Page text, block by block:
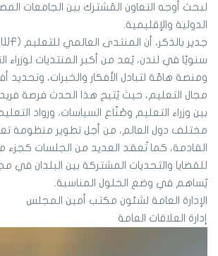
لبحث أوجه التعاون المُشترك بين الجامعات
الدولية والإقليمية.
سنويًا في لندن، يُعد من أكبر المنتديات لوزراء
ومنصة هامّة لتبادل الأفكار والخبرات،
مجال التعليم، حيث يُتيح هذا الحدث فرصة
بين وزراء التعليم وصُنّاع السياسات، ورواد
مختلف دول العالم، من أجل تطوير منظومة
القادمة، كما تُعقد العديد من الجلسات كجزء
للقضايا والتحديات المشتركة بين البلدان في
يُساهم في وضع الحلول المناسبة.
الإدارة العامة لشئون مكتب أمين المجلس
إدارة العلاقات العامة